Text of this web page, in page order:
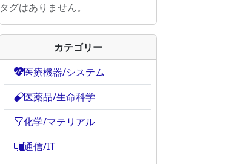
タグはありません。
カテゴリー
医療機器/システム
医薬品/生命科学
化学/マテリアル
通信/IT